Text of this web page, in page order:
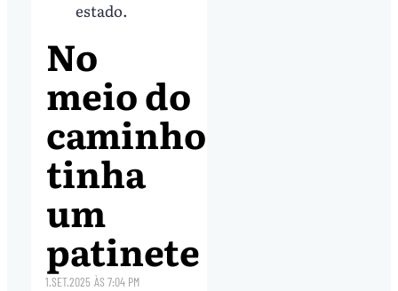
estado.
No
meio do
caminho
tinha
um
patinete
1.SET.2025 ÀS7:04 PM